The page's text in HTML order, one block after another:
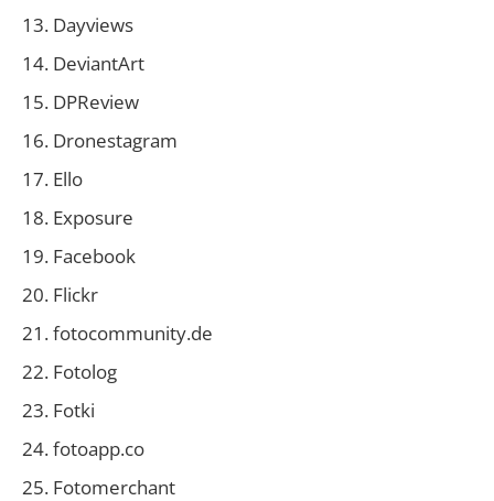
Dayviews
DeviantArt
DPReview
Dronestagram
Ello
Exposure
Facebook
Flickr
fotocommunity.de
Fotolog
Fotki
fotoapp.co
Fotomerchant